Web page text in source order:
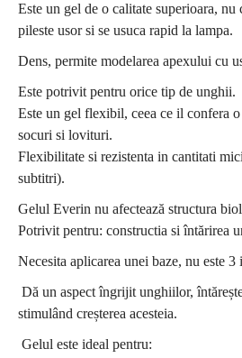
Este un gel de o calitate superioara, nu
pileste usor si se usuca rapid la lampa.
Dens, permite modelarea apexului cu
Este potrivit pentru orice tip de unghii.
Este un gel flexibil, ceea ce il confera
socuri si lovituri.
Flexibilitate si rezistenta in cantitati
subtitri).
Gelul Everin nu afectează structura
Potrivit pentru: constructia si întărirea
Necesita aplicarea unei baze, nu este 3
Dă un aspect îngrijit unghiilor,
stimulând creșterea acesteia.
Gelul este ideal pentru: